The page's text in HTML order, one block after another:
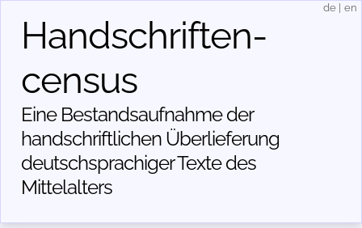
Handschriften­
census
Eine Bestandsaufnahme der
handschriftlichen Über­lieferung
deutschsprachiger Texte des
Mittelalters
de en